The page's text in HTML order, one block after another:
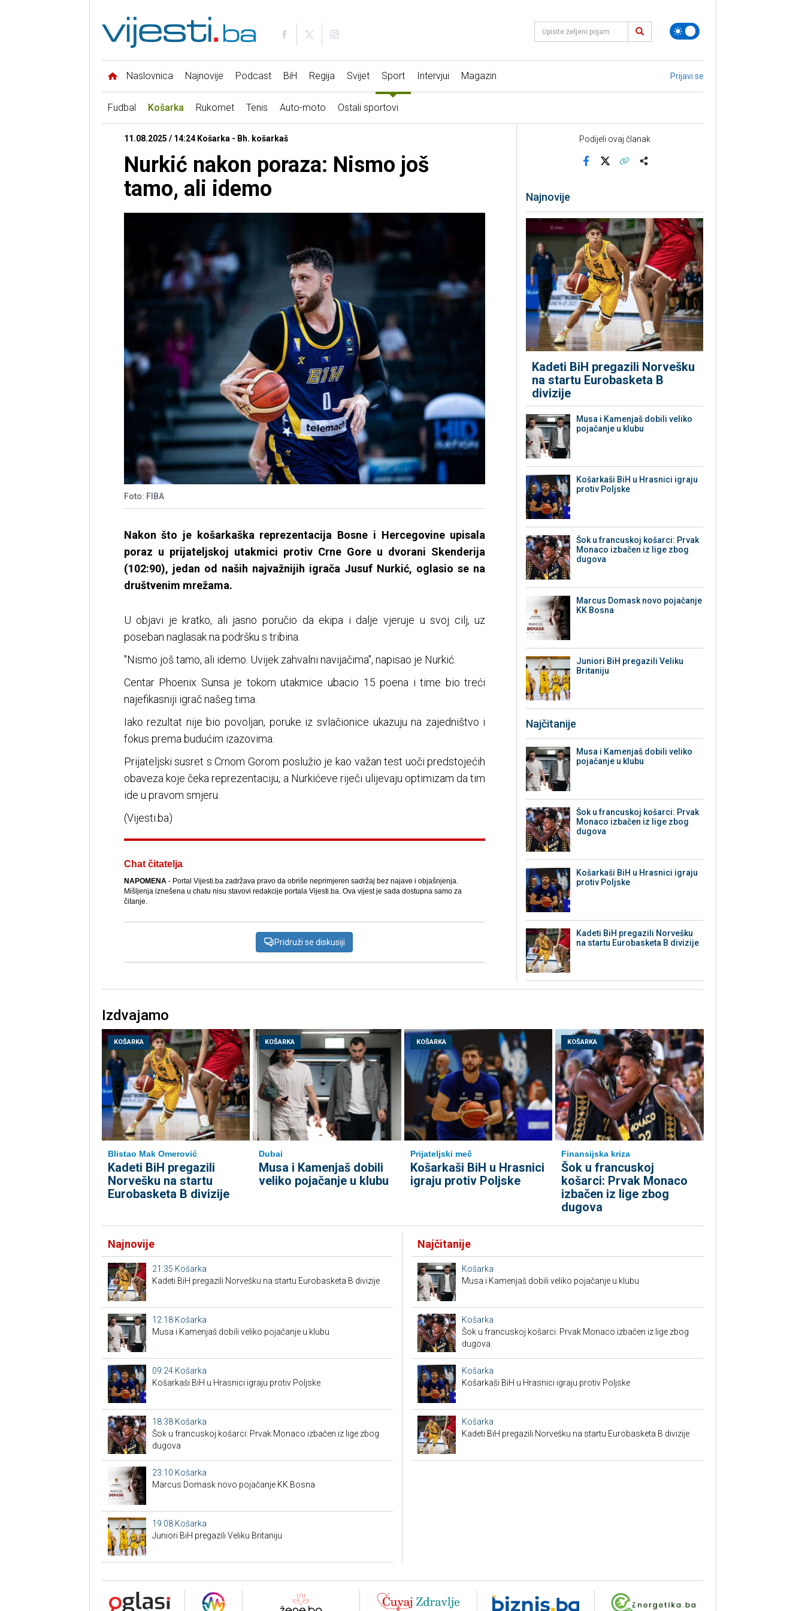
Naslovnica Najnovije Podcast BiH Regija Svijet Sport Intervjui Magazin Prijavi se
Fudbal Košarka Rukomet Tenis Auto-moto Ostali sportovi
11.08.2025 / 14:24 Košarka - Bh. košarkaš
Nurkić nakon poraza: Nismo još
tamo, ali idemo
Foto: FIBA
Nakon što je košarkaška reprezentacija Bosne i Hercegovine upisala
poraz u prijateljskoj utakmici protiv Crne Gore u dvorani Skenderija
(102:90), jedan od naših najvažnijih igrača Jusuf Nurkić, oglasio se na
društvenim mrežama.
U objavi je kratko, ali jasno poručio da ekipa i dalje vjeruje u svoj cilj, uz
poseban naglasak na podršku s tribina.
"Nismo još tamo, ali idemo. Uvijek zahvalni navijačima", napisao je Nurkić.
Centar Phoenix Sunsa je tokom utakmice ubacio 15 poena i time bio treći
najefikasniji igrač našeg tima.
Iako rezultat nije bio povoljan, poruke iz svlačionice ukazuju na zajedništvo i
fokus prema budućim izazovima.
Prijateljski susret s Crnom Gorom poslužio je kao važan test uoči predstojećih
obaveza koje čeka reprezentaciju, a Nurkićeve riječi ulijevaju optimizam da tim
ide u pravom smjeru.
(Vijesti.ba)
Chat čitatelja
NAPOMENA- Portal Vijesti.ba zadržava pravo da obriše neprimjeren sadržaj bez najave i objašnjenja.
Mišljenja iznešena u chatu nisu stavovi redakcije portala Vijesti.ba. Ova vijest je sada dostupna samo za
čitanje.
Pridruži se diskusiji
Podijeli ovaj članak
Najnovije
Kadeti BiH pregazili Norvešku
na startu Eurobasketa B
divizije
Musa i Kamenjaš dobili veliko
pojačanje u klubu
Košarkaši BiH u Hrasnici igraju
protiv Poljske
Šok u francuskoj košarci: Prvak
Monaco izbačen iz lige zbog
dugova
Marcus Domask novo pojačanje
KK Bosna
Juniori BiH pregazili Veliku
Britaniju
Najčitanije
Musa i Kamenjaš dobili veliko
pojačanje u klubu
Šok u francuskoj košarci: Prvak
Monaco izbačen iz lige zbog
dugova
Košarkaši BiH u Hrasnici igraju
protiv Poljske
Kadeti BiH pregazili Norvešku
na startu Eurobasketa B divizije
Izdvajamo
KOŠARKA
Blistao Mak Omerović
Kadeti BiH pregazili
Norvešku na startu
Eurobasketa B divizije
KOŠARKA
Dubai
Musa i Kamenjaš dobili
veliko pojačanje u klubu
KOŠARKA
Prijateljski meč
Košarkaši BiH u Hrasnici
igraju protiv Poljske
KOŠARKA
Finansijska kriza
Šok u francuskoj
košarci: Prvak Monaco
izbačen iz lige zbog
dugova
Najnovije
21:35 Košarka
Kadeti BiH pregazili Norvešku na startu Eurobasketa B divizije
12:18 Košarka
Musa i Kamenjaš dobili veliko pojačanje u klubu
09:24 Košarka
Košarkaši BiH u Hrasnici igraju protiv Poljske
18:38 Košarka
Šok u francuskoj košarci: Prvak Monaco izbačen iz lige zbog
dugova
23:10 Košarka
Marcus Domask novo pojačanje KK Bosna
19:08 Košarka
Juniori BiH pregazili Veliku Britaniju
Najčitanije
Košarka
Musa i Kamenjaš dobili veliko pojačanje u klubu
Košarka
Šok u francuskoj košarci: Prvak Monaco izbačen iz lige zbog
dugova
Košarka
Košarkaši BiH u Hrasnici igraju protiv Poljske
Košarka
Kadeti BiH pregazili Norvešku na startu Eurobasketa B divizije